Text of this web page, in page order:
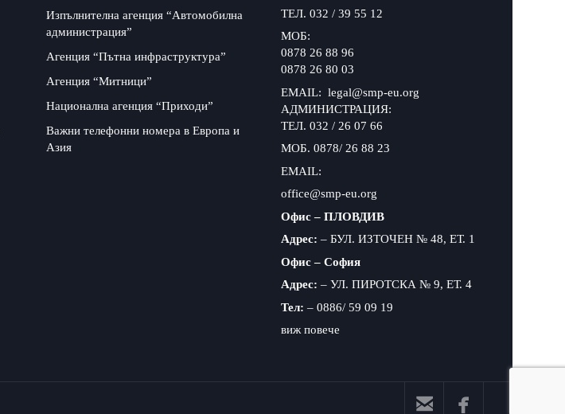
Изпълнителна агенция “Автомобилна
администрация”
Агенция “Пътна инфраструктура”
Агенция “Митници”
Национална агенция “Приходи”
Важни телефонни номера в Европа и
Азия
ТЕЛ. 032 / 39 55 12
МОБ:
0878 26 88 96
0878 26 80 03
EMAIL: legal@smp-eu.org
АДМИНИСТРАЦИЯ:
ТЕЛ. 032 / 26 07 66
МОБ. 0878/ 26 88 23
EMAIL:
office@smp-eu.org
Офис – ПЛОВДИВ
Адрес: – БУЛ. ИЗТОЧЕН № 48, ЕТ. 1
Офис – София
Адрес: – УЛ. ПИРОТСКА № 9, ЕТ. 4
Тел: – 0886/ 59 09 19
виж повече
 